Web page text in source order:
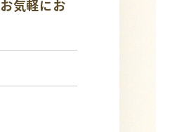
気軽にお